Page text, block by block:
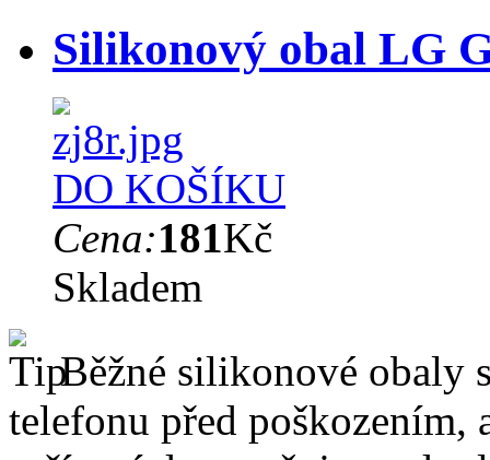
Silikonový obal LG
DO KOŠÍKU
Cena:181Kč
Skladem
Běžné silikonové obaly
telefonu před poškozením,